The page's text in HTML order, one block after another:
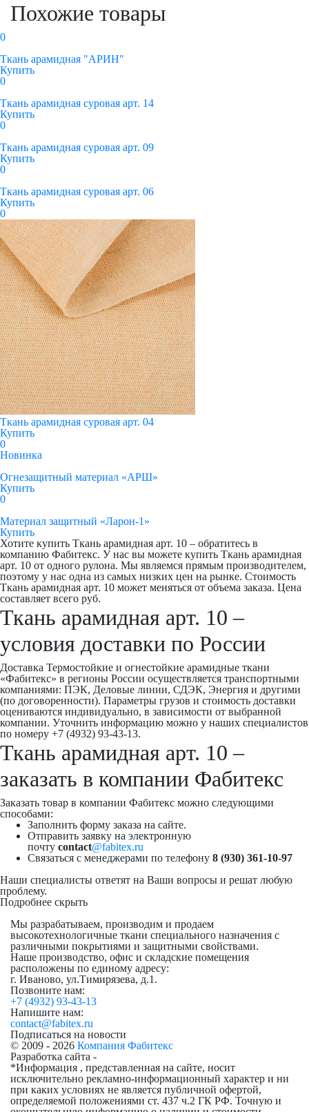
Похожие товары
0
Ткань арамидная "АРИН"
Купить
0
Ткань арамидная суровая арт. 14
Купить
0
Ткань арамидная суровая арт. 09
Купить
0
Ткань арамидная суровая арт. 06
Купить
0
Ткань арамидная суровая арт. 04
Купить
0
Новинка
Огнезащитный материал «АРШ»
Купить
0
Материал защитный «Ларон-1»
Купить
Хотите купить Ткань арамидная арт. 10 – обратитесь в
компанию Фабитекс. У нас вы можете купить Ткань арамидная
арт. 10 от одного рулона. Мы являемся прямым производителем,
поэтому у нас одна из самых низких цен на рынке. Стоимость
Ткань арамидная арт. 10 может меняться от объема заказа. Цена
составляет всего руб.
Ткань арамидная арт. 10 –
условия доставки по России
Доставка Термостойкие и огнестойкие арамидные ткани
«Фабитекс» в регионы России осуществляется транспортными
компаниями: ПЭК, Деловые линии, СДЭК, Энергия и другими
(по договоренности). Параметры грузов и стоимость доставки
оцениваются индивидуально, в зависимости от выбранной
компании. Уточнить информацию можно у наших специалистов
по номеру +7 (4932) 93-43-13.
Ткань арамидная арт. 10 –
заказать в компании Фабитекс
Заказать товар в компании Фабитекс можно следующими
способами:
Заполнить форму заказа на сайте.
Отправить заявку на электронную
почту contact@fabitex.ru
Связаться с менеджерами по телефону 8 (930) 361-10-97
Наши специалисты ответят на Ваши вопросы и решат любую
проблему.
Подробнее скрыть
Мы разрабатываем, производим и продаем
высокотехнологичные ткани специального назначения с
различными покрытиями и защитными свойствами.
Наше производство, офис и складские помещения
расположены по единому адресу:
г. Иваново, ул.Тимирязева, д.1.
Позвоните нам:
+7 (4932) 93-43-13
Напишите нам:
contact@fabitex.ru
Подписаться на новости
© 2009 - 2026 Компания Фабитекс
*Информация , представленная на сайте, носит
исключительно рекламно-информационный характер и ни
при каких условиях не является публичной офертой,
определяемой положениями ст. 437 ч.2 ГК РФ. Точную и
Разработка сайта -